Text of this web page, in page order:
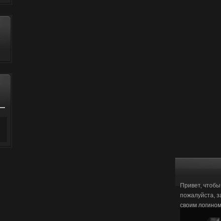
Привет,
пожалуйста,
своим логином